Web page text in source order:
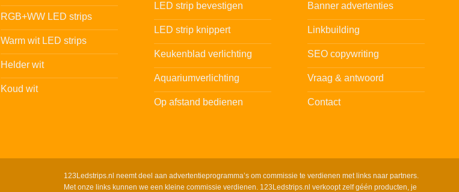
RGB+WW LED strips
Warm wit LED strips
Helder wit
Koud wit
LED strip bevestigen
LED strip knippert
Keukenblad verlichting
Aquariumverlichting
Op afstand bedienen
Banner advertenties
Linkbuilding
SEO copywriting
Vraag & antwoord
Contact
123Ledstrips.nl neemt deel aan advertentieprogramma’s om commissie te verdienen met links naar partners.
Met onze links kunnen we een kleine commissie verdienen. 123Ledstrips.nl verkoopt zelf géén producten, je